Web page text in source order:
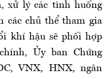
xử lý các tình huống
các chủ thể tham gia
khí hậu sẽ phối hợp
Ủy ban Chứng
VNX, HNX, ngân